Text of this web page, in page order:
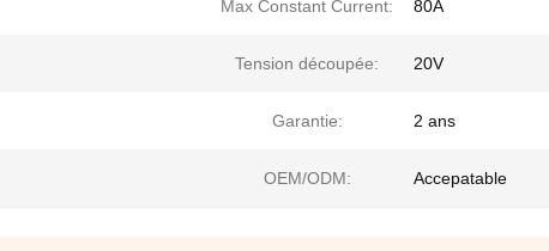
Max Constant Current: 80A
Tension découpée: 20V
Garantie: 2 ans
OEM/ODM: Accepatable